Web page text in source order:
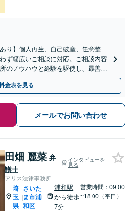
り】個人再生、自己破産、任意整
ず幅広いご相談に対応。ご相談内容
のノウハウと経験を駆使し、最善の
OK】【せんげん台駅5分】
金表を見る
メールでお問い合わせ
田畑 麗菜 弁
護士
インタビューを
見る
アリス法律事務所
埼
玉
県
|
さいた
ま市浦
和区
浦和駅
から徒歩
7分
営業時間：09:00
~18:00（平日）